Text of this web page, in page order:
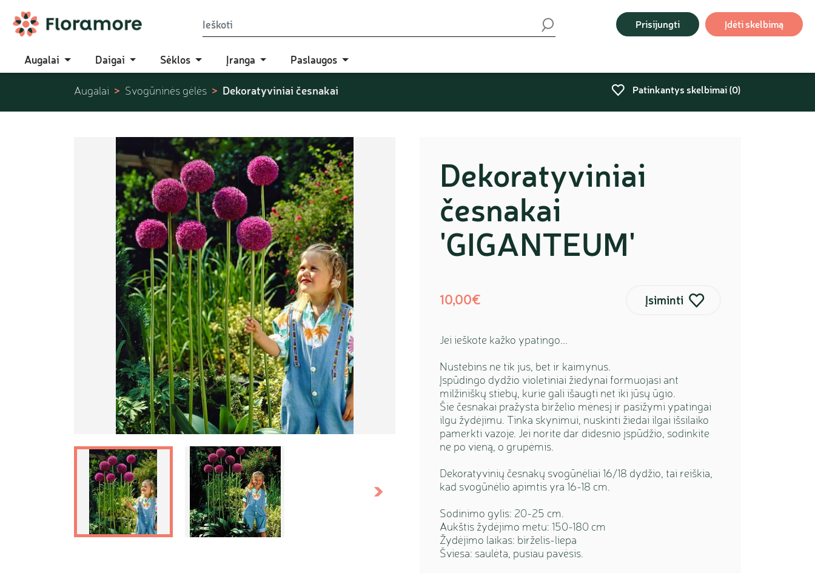
Augalai Daigai Sėklos Įranga Paslaugos
Prisijungti Įdėti skelbimą
Augalai Svogūninės gėlės Dekoratyviniai česnakai Patinkantys skelbimai (0)
Ankstesnis Sekantis
Dekoratyviniai
česnakai
'GIGANTEUM'
10,00€ Įsiminti
Jei ieškote kažko ypatingo...
Nustebins ne tik jus, bet ir kaimynus.
Įspūdingo dydžio violetiniai žiedynai formuojasi ant
milžiniškų stiebų, kurie gali išaugti net iki jūsų ūgio.
Šie česnakai pražysta birželio mėnesį ir pasižymi ypatingai
ilgu žydėjimu. Tinka skynimui, nuskinti žiedai ilgai išsilaiko
pamerkti vazoje. Jei norite dar didesnio įspūdžio, sodinkite
ne po vieną, o grupėmis.
Dekoratyvinių česnakų svogūnėliai 16/18 dydžio, tai reiškia,
kad svogūnėlio apimtis yra 16-18 cm.
Sodinimo gylis: 20-25 cm.
Aukštis žydėjimo metu: 150-180 cm
Žydėjimo laikas: birželis-liepa
Šviesa: saulėta, pusiau pavėsis.